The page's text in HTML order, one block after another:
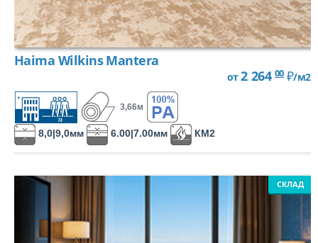
Haima Wilkins Mantera
от2 264 00 ₽/м2
3,66м
8,0|9,0мм 6.00|7.00мм КМ2
СКЛАД